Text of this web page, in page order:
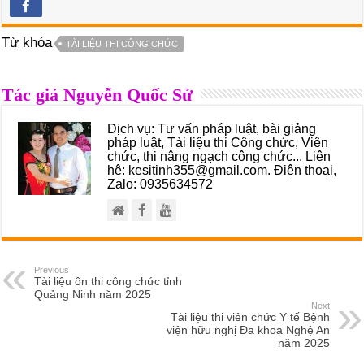
Từ khóa TÀI LIỆU THI CÔNG CHỨC
Tác giả Nguyễn Quốc Sử
Dịch vụ: Tư vấn pháp luật, bài giảng
pháp luật, Tài liệu thi Công chức, Viên
chức, thi nâng ngạch công chức... Liên
hệ: kesitinh355@gmail.com. Điện thoại,
Zalo: 0935634572
Previous
Tài liệu ôn thi công chức tỉnh
Quảng Ninh năm 2025
Next
Tài liệu thi viên chức Y tế Bệnh
viện hữu nghị Đa khoa Nghệ An
năm 2025